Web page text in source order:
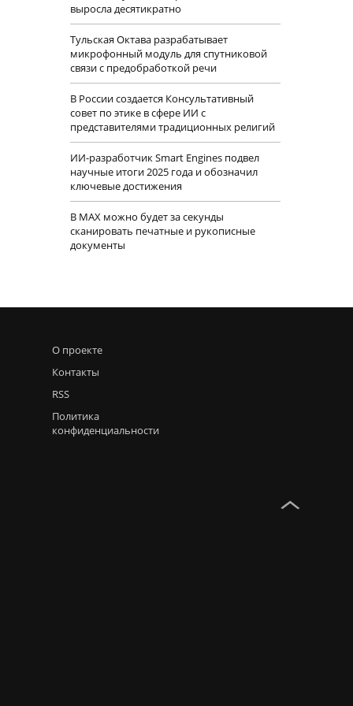
выросла десятикратно
Тульская Октава разрабатывает
микрофонный модуль для спутниковой
связи с предобработкой речи
В России создается Консультативный
совет по этике в сфере ИИ с
представителями традиционных религий
ИИ-разработчик Smart Engines подвел
научные итоги 2025 года и обозначил
ключевые достижения
В MAX можно будет за секунды
сканировать печатные и рукописные
документы
О проекте
Контакты
RSS
Политика
конфиденциальности